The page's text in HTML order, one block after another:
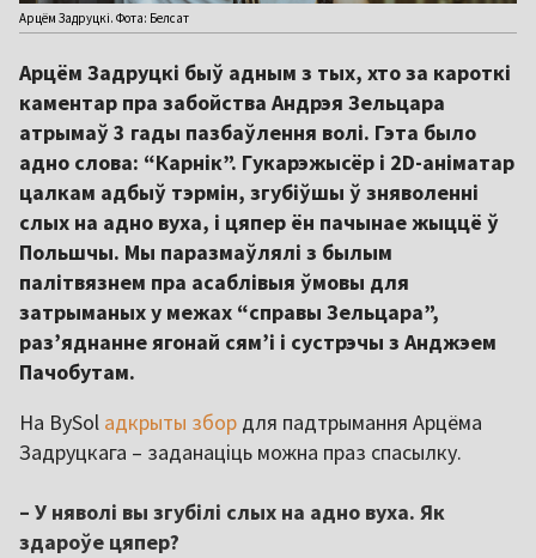
Арцём Задруцкі. Фота: Белсат
Арцём Задруцкі быў адным з тых, хто за кароткі
каментар пра забойства Андрэя Зельцара
атрымаў 3 гады пазбаўлення волі. Гэта было
адно слова: “Карнік”. Гукарэжысёр і 2D-аніматар
цалкам адбыў тэрмін, згубіўшы ў зняволенні
слых на адно вуха, і цяпер ён пачынае жыццё ў
Польшчы. Мы паразмаўлялі з былым
палітвязнем пра асаблівыя ўмовы для
затрыманых у межах “справы Зельцара”,
раз’яднанне ягонай сям’і і сустрэчы з Анджэем
Пачобутам.
На BySol адкрыты збор для падтрымання Арцёма
Задруцкага – заданаціць можна праз спасылку.
– У няволі вы згубілі слых на адно вуха. Як
здароўе цяпер?